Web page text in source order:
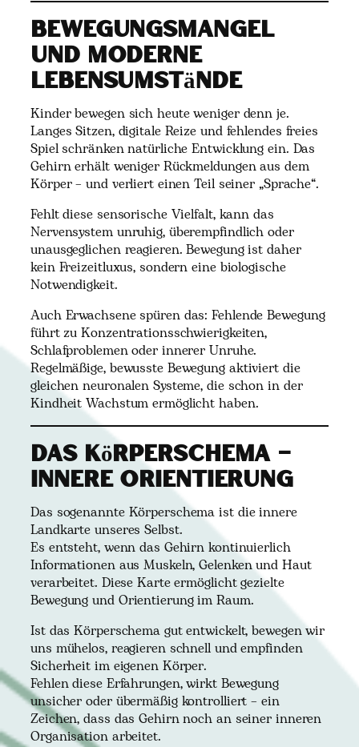
Bewegungsmangel
und moderne
Lebensumstände
Kinder bewegen sich heute weniger denn je.
Langes Sitzen, digitale Reize und fehlendes freies
Spiel schränken natürliche Entwicklung ein. Das
Gehirn erhält weniger Rückmeldungen aus dem
Körper – und verliert einen Teil seiner „Sprache“.
Fehlt diese sensorische Vielfalt, kann das
Nervensystem unruhig, überempfindlich oder
unausgeglichen reagieren. Bewegung ist daher
kein Freizeitluxus, sondern eine biologische
Notwendigkeit.
Auch Erwachsene spüren das: Fehlende Bewegung
führt zu Konzentrationsschwierigkeiten,
Schlafproblemen oder innerer Unruhe.
Regelmäßige, bewusste Bewegung aktiviert die
gleichen neuronalen Systeme, die schon in der
Kindheit Wachstum ermöglicht haben.
Das Körperschema –
innere Orientierung
Das sogenannte Körperschema ist die innere
Landkarte unseres Selbst.
Es entsteht, wenn das Gehirn kontinuierlich
Informationen aus Muskeln, Gelenken und Haut
verarbeitet. Diese Karte ermöglicht gezielte
Bewegung und Orientierung im Raum.
Ist das Körperschema gut entwickelt, bewegen wir
uns mühelos, reagieren schnell und empfinden
Sicherheit im eigenen Körper.
Fehlen diese Erfahrungen, wirkt Bewegung
unsicher oder übermäßig kontrolliert – ein
Zeichen, dass das Gehirn noch an seiner inneren
Organisation arbeitet.